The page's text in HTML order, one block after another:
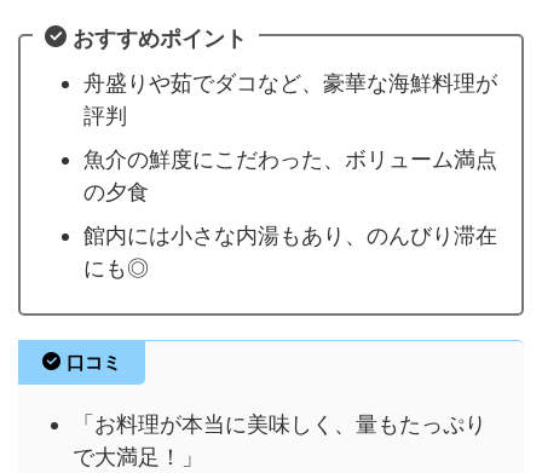
おすすめポイント
舟盛りや茹でダコなど、豪華な海鮮料理が
評判
魚介の鮮度にこだわった、ボリューム満点
の夕食
館内には小さな内湯もあり、のんびり滞在
にも◎
口コミ
「お料理が本当に美味しく、量もたっぷり
で大満足！」